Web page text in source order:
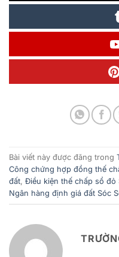
Bài viết này được đăng trong
Công chứng hợp đồng thế
đất, Điều kiện thế chấp sổ đỏ
Ngân hàng định giá đất Sóc